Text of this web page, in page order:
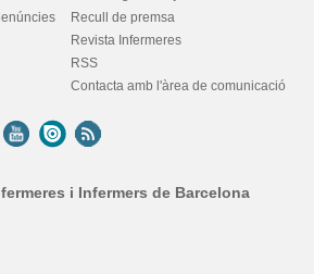
Recull de premsa
Revista Infermeres
RSS
Contacta amb l'àrea de comunicació
i Infermers de Barcelona